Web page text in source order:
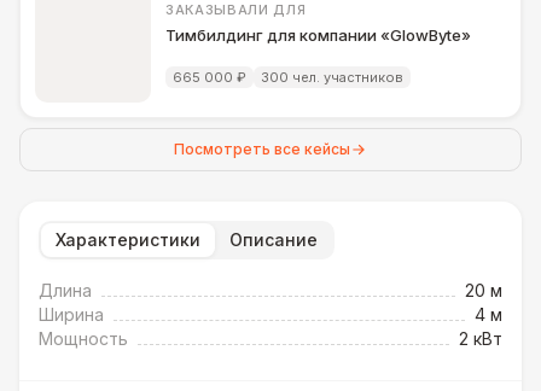
ЗАКАЗЫВАЛИ ДЛЯ
Тимбилдинг для компании «GlowByte»
665 000 ₽ 300 чел. участников
Посмотреть все кейсы
Характеристики Описание
Длина
20 м
Ширина
4 м
Мощность
2 кВт